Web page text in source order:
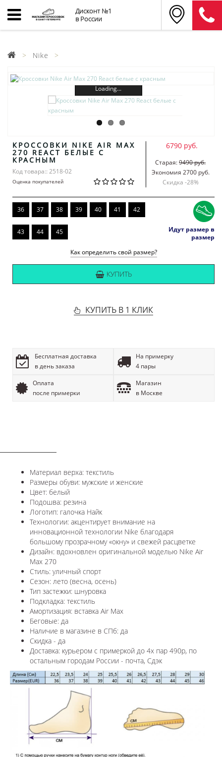
Дисконт №1
в России
Nike
Loading...
КРОССОВКИ NIKE AIR MAX
270 REACT БЕЛЫЕ С
КРАСНЫМ
Код товара:: 2518-02
Оценка покупателей
6790 руб.
Старая:9490 руб.
Экономия 2700 руб.
Скидка -28%
36 37 38 39 40 41 42
43 44 45
Идут размер в
размер
Как определить свой размер?
КУПИТЬ
КУПИТЬ В 1 КЛИК
Бесплатная доставка
в день заказа
На примерку
4 пары
Оплата
после примерки
Магазин
в Москве
Материал верха: текстиль
Размеры обуви: мужские и женские
Цвет: белый
Подошва: резина
Логотип: галочка Найк
Технологии: акцентирует внимание на
инновационной технологии Nike благодаря
большому прозрачному «окну» и свежей расцветке
Дизайн: вдохновлен оригинальной моделью Nike Air
Max 270
Стиль: уличный спорт
Сезон: лето (весна, осень)
Тип застежки: шнуровка
Подкладка: текстиль
Амортизация: вставка Air Max
Беговые: да
Наличие в магазине в СПб: да
Скидка - да
Доставка: курьером с примеркой до 4х пар 490р, по
остальным городам России - почта, Сдэк